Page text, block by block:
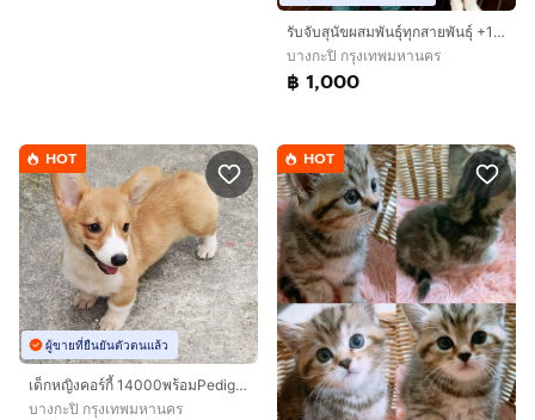
รับจับสุนัขผสมพันธุ์ทุกสายพันธุ์ +1000
บางกะปิ กรุงเทพมหานคร
฿ 1,000
HOT
ผู้ขายที่ยืนยันตัวตนแล้ว
เด็กหญิงคอร์กี้ 14000พร้อมPedigree
บางกะปิ กรุงเทพมหานคร
HOT